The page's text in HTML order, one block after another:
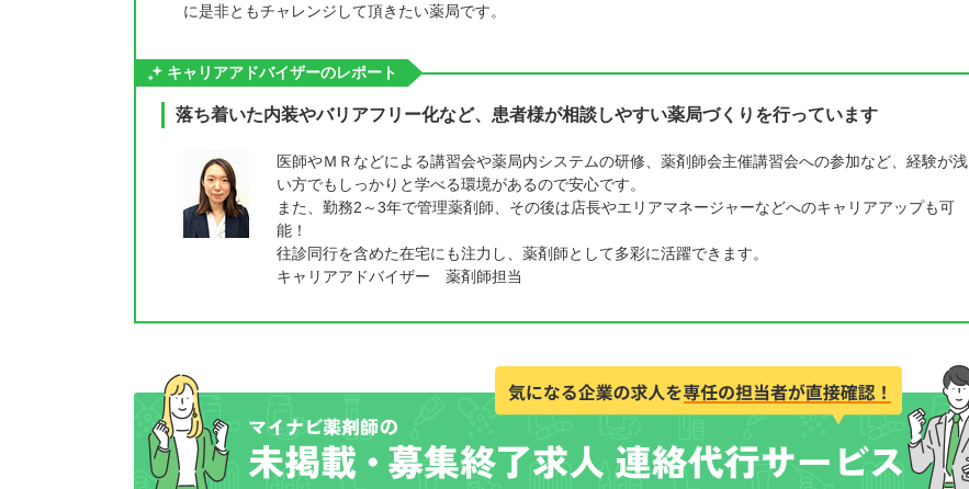
に是非ともチャレンジして頂きたい薬局です。
キャリアアドバイザーのレポート
落ち着いた内装やバリアフリー化など、患者様が相談しやすい薬局づくりを行っています
医師やＭＲなどによる講習会や薬局内システムの研修、薬剤師会主催講習会への参加など、経験が浅
い方でもしっかりと学べる環境があるので安心です。
また、勤務2～3年で管理薬剤師、その後は店長やエリアマネージャーなどへのキャリアアップも可
能！
往診同行を含めた在宅にも注力し、薬剤師として多彩に活躍できます。
キャリアアドバイザー 薬剤師担当